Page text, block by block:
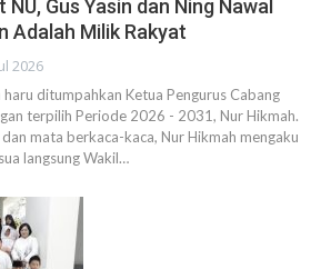
Gus Yasin dan Ning Nawal
Adalah Milik Rakyat
2026
haru ditumpahkan Ketua Pengurus Cabang
terpilih Periode 2026 - 2031, Nur Hikmah.
mata berkaca-kaca, Nur Hikmah mengaku
langsung Wakil…